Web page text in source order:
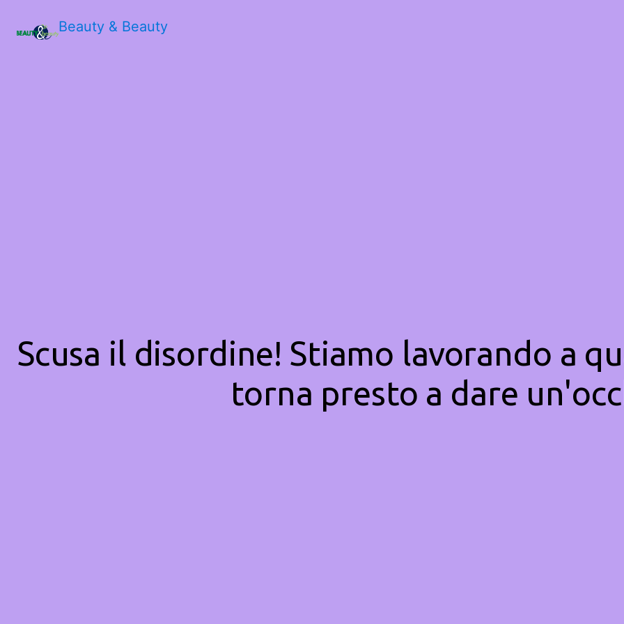
Beauty & Beauty
Scusa il disordine! Stiamo lavorando a
torna presto a dare